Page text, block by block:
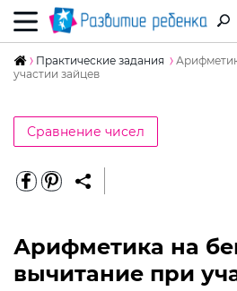
Практические задания
участии зайцев
Сравнение чисел
Арифметика на
вычитание при